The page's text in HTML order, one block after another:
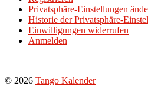
Privatsphäre-Einstellungen
Historie der Privatsphäre-
Einwilligungen widerrufen
Anmelden
© 2026 Tango Kalender